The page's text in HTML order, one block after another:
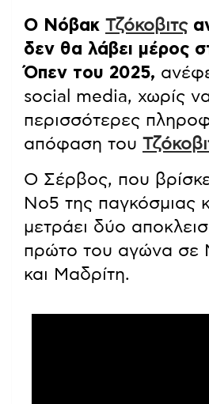
Ο Νόβακ Τζόκοβιτς
δεν θα λάβει μέρος
Όπεν του 2025,
social media, χωρίς
περισσότερες
απόφαση του
Ο Σέρβος, που
Νο5 της παγκόσμιας
μετράει δύο
πρώτο του αγώνα σε
και Μαδρίτη.